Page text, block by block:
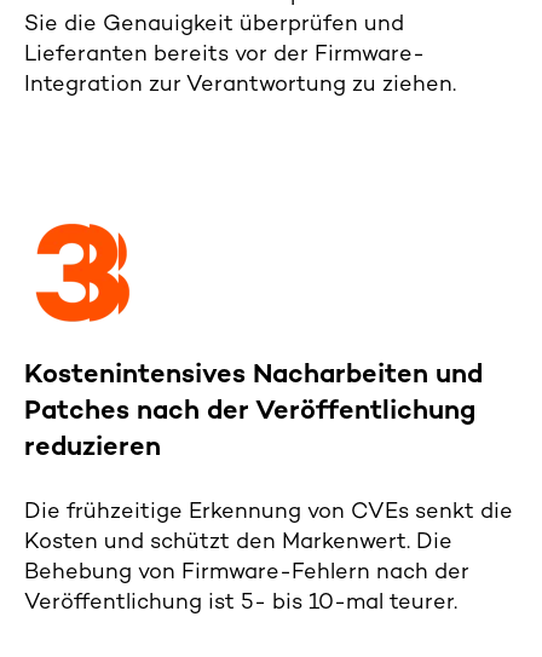
Sie die Genauigkeit überprüfen und
Lieferanten bereits vor der Firmware-
Integration zur Verantwortung zu ziehen.
Kostenintensives Nacharbeiten und
Patches nach der Veröffentlichung
reduzieren
Die frühzeitige Erkennung von CVEs senkt die
Kosten und schützt den Markenwert. Die
Behebung von Firmware-Fehlern nach der
Veröffentlichung ist 5- bis 10-mal teurer.